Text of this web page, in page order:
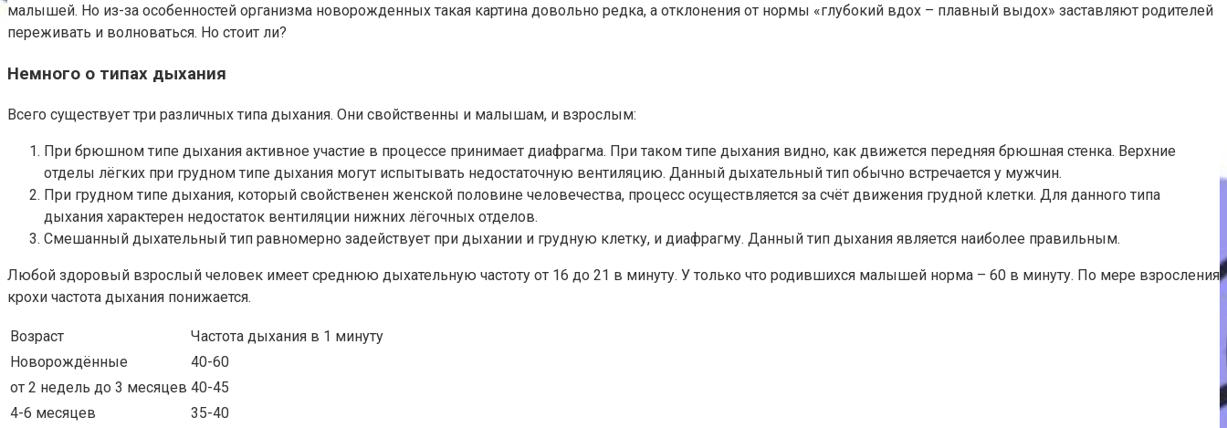
малышей. Но из-за особенностей организма новорожденных такая картина довольно редка, а отклонения от нормы «глубокий вдох – плавный выдох» заставляют родителей
переживать и волноваться. Но стоит ли?
Немного о типах дыхания
Всего существует три различных типа дыхания. Они свойственны и малышам, и взрослым:
При брюшном типе дыхания активное участие в процессе принимает диафрагма. При таком типе дыхания видно, как движется передняя брюшная стенка. Верхние
отделы лёгких при грудном типе дыхания могут испытывать недостаточную вентиляцию. Данный дыхательный тип обычно встречается у мужчин.
При грудном типе дыхания, который свойственен женской половине человечества, процесс осуществляется за счёт движения грудной клетки. Для данного типа
дыхания характерен недостаток вентиляции нижних лёгочных отделов.
Смешанный дыхательный тип равномерно задействует при дыхании и грудную клетку, и диафрагму. Данный тип дыхания является наиболее правильным.
Любой здоровый взрослый человек имеет среднюю дыхательную частоту от 16 до 21 в минуту. У только что родившихся малышей норма – 60 в минуту. По мере взросления
крохи частота дыхания понижается.
Возраст
Частота дыхания в 1 минуту
Новорождённые
40-60
от 2 недель до 3 месяцев 40-45
4-6 месяцев
35-40